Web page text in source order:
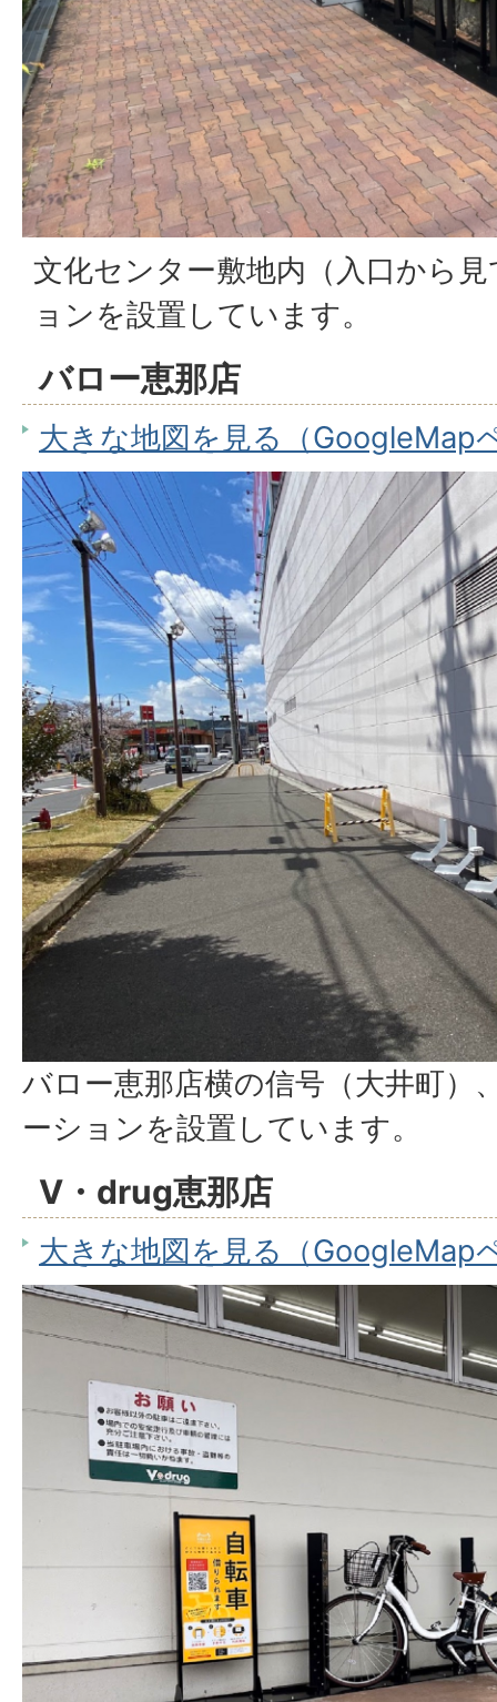
文化センター敷地内（入口から
ョンを設置しています。
バロー恵那店
大きな地図を見る（GoogleMap
バロー恵那店横の信号（大井町）
ーションを設置しています。
V・drug恵那店
大きな地図を見る（GoogleMap